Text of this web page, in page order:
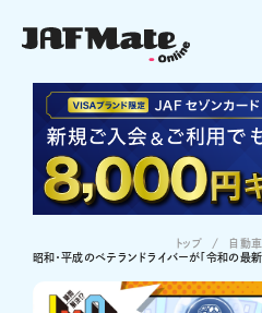
トップ 自動車